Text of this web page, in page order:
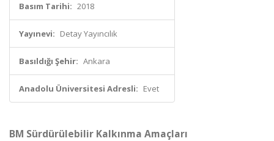
Basım Tarihi: 2018
Yayınevi: Detay Yayıncılık
Basıldığı Şehir: Ankara
Anadolu Üniversitesi Adresli: Evet
BM Sürdürülebilir Kalkınma Amaçları